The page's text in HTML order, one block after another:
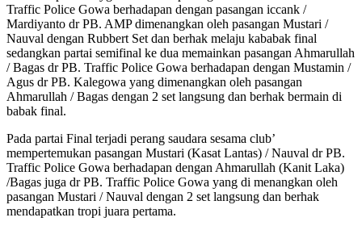
Traffic Police Gowa berhadapan dengan pasangan iccank /
Mardiyanto dr PB. AMP dimenangkan oleh pasangan Mustari /
Nauval dengan Rubbert Set dan berhak melaju kababak final
sedangkan partai semifinal ke dua memainkan pasangan Ahmarullah
/ Bagas dr PB. Traffic Police Gowa berhadapan dengan Mustamin /
Agus dr PB. Kalegowa yang dimenangkan oleh pasangan
Ahmarullah / Bagas dengan 2 set langsung dan berhak bermain di
babak final.
Pada partai Final terjadi perang saudara sesama club’
mempertemukan pasangan Mustari (Kasat Lantas) / Nauval dr PB.
Traffic Police Gowa berhadapan dengan Ahmarullah (Kanit Laka)
/Bagas juga dr PB. Traffic Police Gowa yang di menangkan oleh
pasangan Mustari / Nauval dengan 2 set langsung dan berhak
mendapatkan tropi juara pertama.